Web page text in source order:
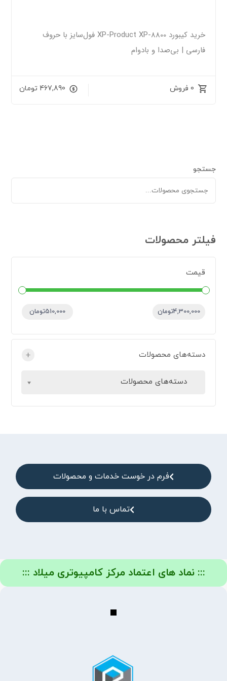
خرید کیبورد XP-Product XP-8800 فول‌سایز با حروف
فارسی | بی‌صدا و بادوام
0 فروش 467,890 تومان
جستجو
فیلتر محصولات
قیمت
قیمت:510,000تومان 4,300,000تومان
دسته‌های محصولات +
دسته‌های محصولات
فرم در خوست خدمات و محصولات
تماس با ما
::: نماد های اعتماد مرکز کامپیوتری میلاد :::